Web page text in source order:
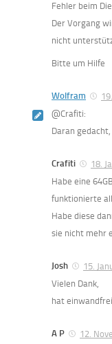
Fehler beim
Der Vorgang
nicht
Bitte um Hilfe
Wolfram
@Crafiti:
Daran
Crafiti
18.
Habe eine
funktionierte
Habe diese
sie nicht mehr
Josh
15.
Vielen Dank,
hat
A P
12.